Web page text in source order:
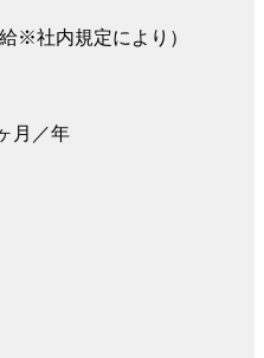
※社内規定により）
月／年